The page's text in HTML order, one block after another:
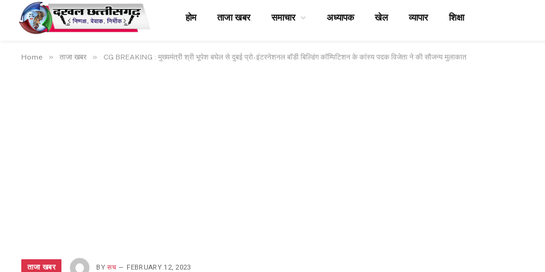
होम ताजा खबर समाचार अध्यापक खेल व्यापार शिक्षा
Home » ताजा खबर » CG BREAKING : मुख्यमंत्री श्री भूपेश बघेल से दुबई प्रो-इंटरनेशनल बॉडी बिल्डिंग कॉम्पिटिशन के कांस्य पदक विजेता ने की सौजन्य मुलाकात
ताजा खबर BY सच FEBRUARY 12, 2023